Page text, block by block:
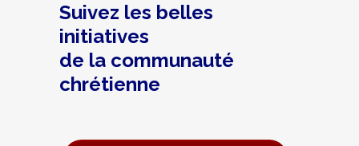
Suivez les belles
initiatives
de la communauté
chrétienne